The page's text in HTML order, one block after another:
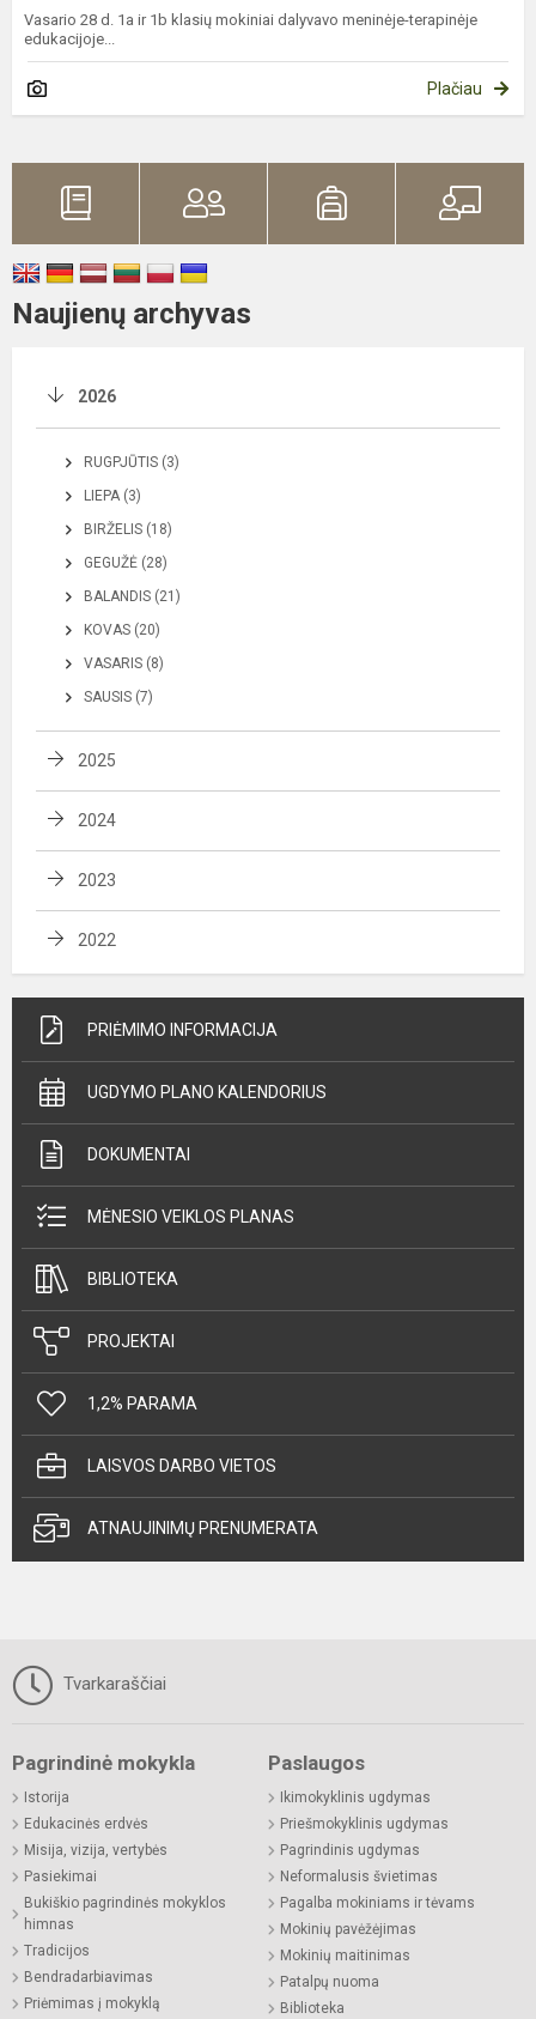
Vasario 28 d. 1a ir 1b klasių mokiniai dalyvavo meninėje-terapinėje
edukacijoje...
Plačiau
Naujienų archyvas
2026
RUGPJŪTIS (3)
LIEPA (3)
BIRŽELIS (18)
GEGUŽĖ (28)
BALANDIS (21)
KOVAS (20)
VASARIS (8)
SAUSIS (7)
2025
2024
2023
2022
PRIĖMIMO INFORMACIJA
UGDYMO PLANO KALENDORIUS
DOKUMENTAI
MĖNESIO VEIKLOS PLANAS
BIBLIOTEKA
PROJEKTAI
1,2% PARAMA
LAISVOS DARBO VIETOS
ATNAUJINIMŲ PRENUMERATA
Tvarkaraščiai
Pagrindinė mokykla
Istorija
Edukacinės erdvės
Misija, vizija, vertybės
Pasiekimai
Bukiškio pagrindinės mokyklos
himnas
Tradicijos
Bendradarbiavimas
Priėmimas į mokyklą
Paslaugos
Ikimokyklinis ugdymas
Priešmokyklinis ugdymas
Pagrindinis ugdymas
Neformalusis švietimas
Pagalba mokiniams ir tėvams
Mokinių pavėžėjimas
Mokinių maitinimas
Patalpų nuoma
Biblioteka